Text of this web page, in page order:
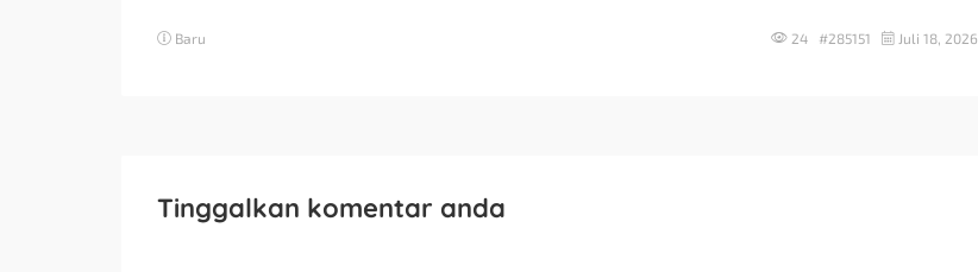
Baru 24 #285151 Juli 18, 2026
Tinggalkan komentar anda